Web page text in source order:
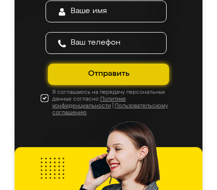
Отправить
Я соглашаюсь на передачу персональных
данных согласно Политике
конфиденциальности
Пользовательскому
соглашению